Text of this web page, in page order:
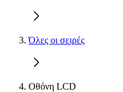
Όλες οι σειρές
Οθόνη LCD